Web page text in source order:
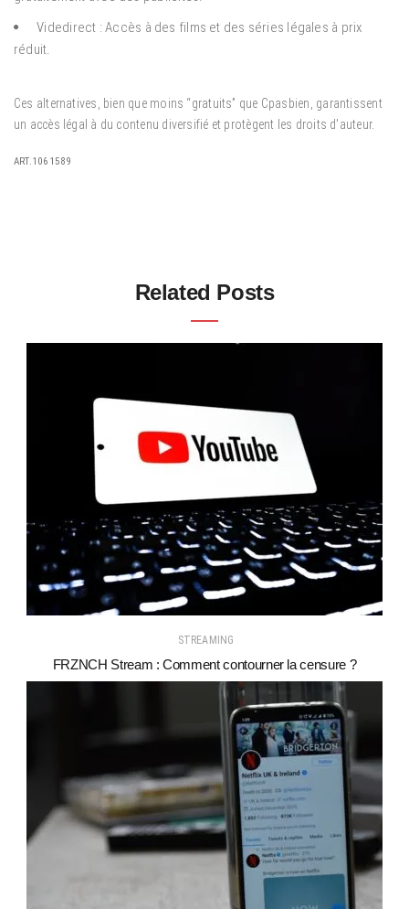
Videdirect : Accès à des films et des séries légales à prix
réduit.
Ces alternatives, bien que moins “gratuits” que Cpasbien, garantissent
un accès légal à du contenu diversifié et protègent les droits d’auteur.
ART.1061589
Related Posts
STREAMING
FRZNCH Stream : Comment contourner la censure ?